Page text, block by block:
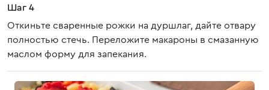
Шаг 4
Откиньте сваренные рожки на дуршлаг, дайте отвару
полностью стечь. Переложите макароны в смазанную
маслом форму для запекания.